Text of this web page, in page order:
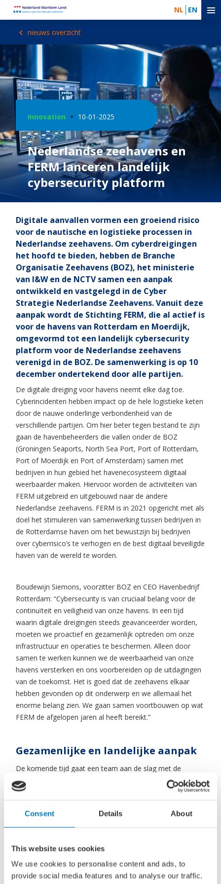
Consent Details About
This website uses cookies
We use cookies to personalise content and ads, to
provide social media features and to analyse our traffic.
NL EN
nieuws overzicht
Innovation 10-01-2025
Nederlandse zeehavens en
FERM lanceren landelijk
cybersecurity platform
Digitale aanvallen vormen een groeiend risico
voor de nautische en logistieke processen in
Nederlandse zeehavens. Om cyberdreigingen
het hoofd te bieden, hebben de Branche
Organisatie Zeehavens (BOZ), het ministerie
van I&W en de NCTV samen een aanpak
ontwikkeld en vastgelegd in de Cyber
Strategie Nederlandse Zeehavens. Vanuit deze
aanpak wordt de Stichting FERM, die al actief is
voor de havens van Rotterdam en Moerdijk,
omgevormd tot een landelijk cybersecurity
platform voor de Nederlandse zeehavens
verenigd in de BOZ. De samenwerking is op 10
december ondertekend door alle partijen.
De digitale dreiging voor havens neemt elke dag toe.
Cyberincidenten hebben impact op de hele logistieke keten
door de nauwe onderlinge verbondenheid van de
verschillende partijen. Om hier beter tegen bestand te zijn
gaan de havenbeheerders die vallen onder de BOZ
(Groningen Seaports, North Sea Port, Port of Rotterdam,
Port of Moerdijk en Port of Amsterdam) samen met
bedrijven in hun gebied het havenecosysteem digitaal
weerbaarder maken. Hiervoor worden de activiteiten van
FERM uitgebreid en uitgebouwd naar de andere
Nederlandse zeehavens. FERM is in 2021 opgericht met als
doel het stimuleren van samenwerking tussen bedrijven in
de Rotterdamse haven om het bewustzijn bij bedrijven
over cyberrisico’s te verhogen en de best digitaal beveiligde
haven van de wereld te worden.
Boudewijn Siemons, voorzitter BOZ en CEO Havenbedrijf
Rotterdam: “Cybersecurity is van cruciaal belang voor de
continuïteit en veiligheid van onze havens. In een tijd
waarin digitale dreigingen steeds geavanceerder worden,
moeten we proactief en gezamenlijk optreden om onze
infrastructuur en operaties te beschermen. Alleen door
samen te werken kunnen we de weerbaarheid van onze
havens versterken en ons voorbereiden op de uitdagingen
van de toekomst. Het is goed dat de zeehavens elkaar
hebben gevonden op dit onderwerp en we allemaal het
enorme belang zien. We gaan samen voortbouwen op wat
FERM de afgelopen jaren al heeft bereikt.”
Gezamenlijke en landelijke aanpak
De komende tijd gaat een team aan de slag met de
oprichting van de landelijke FERM-organisatie. Evelien Bras,
de huidige directeur van FERM zal met ingang van 1 januari
momenteel CISO (Chief information security officer) van
Havenbedrijf Rotterdam. Hij zal naast directeur van de
landelijke cyber-samenwerking tussen de zeehavens. Deze
organisatie zal een centrale rol spelen in het coördineren
van de cyberweerbaarheid van de Nederlandse zeehavens